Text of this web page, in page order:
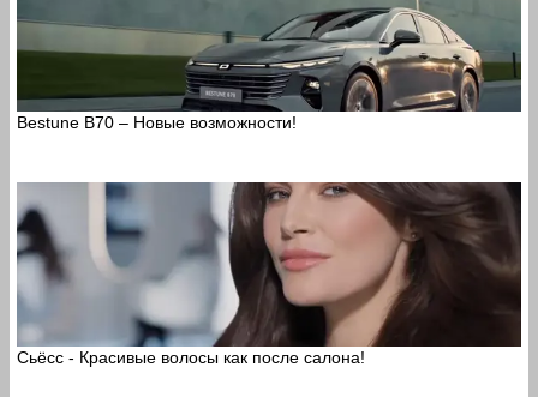
Bestune B70 – Новые возможности!
Сьёсс - Красивые волосы как после салона!